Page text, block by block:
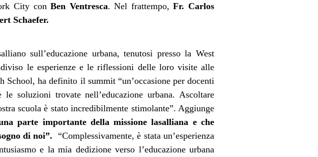
City conBen Ventresca. Nel frattempo,Fr. Carlos
Schaefer.
sull’educazione urbana, tenutosi presso la West
le esperienze e le riflessioni delle loro visite alle
ha definito il summit “un’occasione per docenti
soluzioni trovate nell’educazione urbana. Ascoltare
scuola è stato incredibilmente stimolante”. Aggiunge
parte importante della missione lasalliana e che
di noi”. “Complessivamente, è stata un’esperienza
e la mia dedizione verso l’educazione urbana